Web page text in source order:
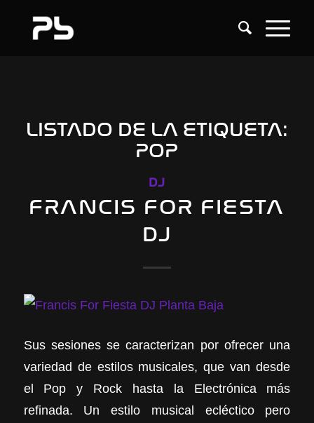
LISTADO DE LA ETIQUETA:
POP
DJ
FRANCIS FOR FIESTA
DJ
Sus sesiones se caracterizan por ofrecer una
variedad de estilos musicales, que van desde
el Pop y Rock hasta la Electrónica más
refinada. Un estilo musical ecléctico pero